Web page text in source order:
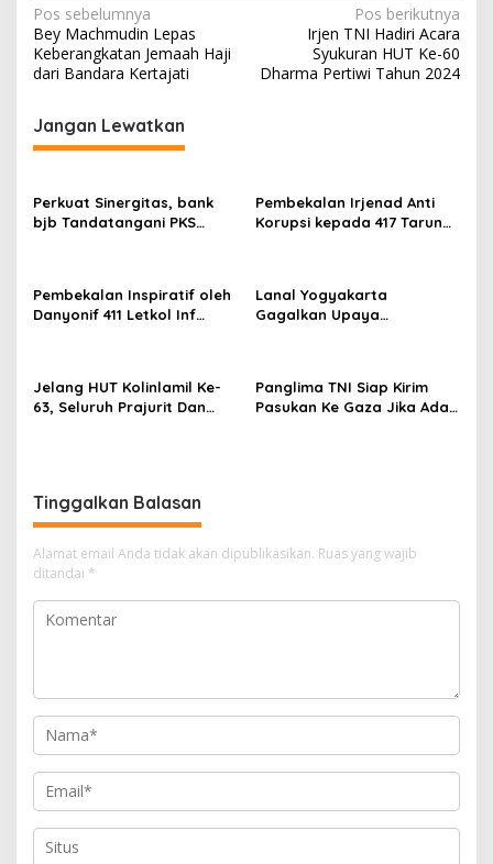
N
a
v
i
g
s
i
o
s
Pos sebelumnya
Bey Machmudin Lepas
Keberangkatan Jemaah Haji
dari Bandara Kertajati
Pos berikutnya
Irjen TNI Hadiri Acara
Syukuran HUT Ke-60
Dharma Pertiwi Tahun 2024
Jangan Lewatkan
Perkuat Sinergitas, bank
bjb Tandatangani PKS
Pembekalan Irjenad Anti
Korupsi kepada 417 Taruna
Pembekalan Inspiratif oleh
Danyonif 411 Letkol Inf
Lanal Yogyakarta
Gagalkan Upaya
Jelang HUT Kolinlamil Ke-
63, Seluruh Prajurit Dan
Panglima TNI Siap Kirim
Pasukan Ke Gaza Jika Ada
Tinggalkan Balasan
Alamat email Anda tidak akan dipublikasikan. Ruas yang wajib
ditandai *